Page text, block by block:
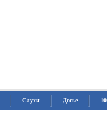
Слухи Досье